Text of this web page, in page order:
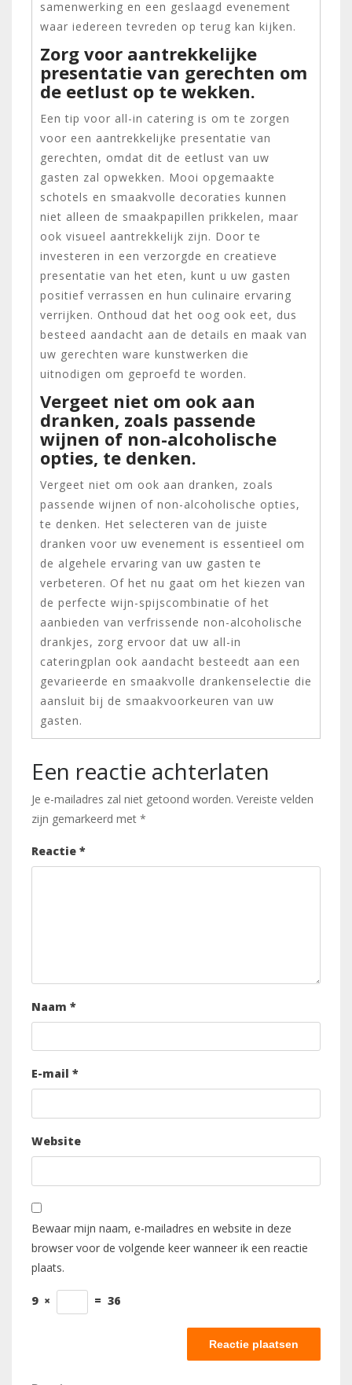
samenwerking en een geslaagd evenement
waar iedereen tevreden op terug kan kijken.
Zorg voor aantrekkelijke
presentatie van gerechten om
de eetlust op te wekken.
Een tip voor all-in catering is om te zorgen
voor een aantrekkelijke presentatie van
gerechten, omdat dit de eetlust van uw
gasten zal opwekken. Mooi opgemaakte
schotels en smaakvolle decoraties kunnen
niet alleen de smaakpapillen prikkelen, maar
ook visueel aantrekkelijk zijn. Door te
investeren in een verzorgde en creatieve
presentatie van het eten, kunt u uw gasten
positief verrassen en hun culinaire ervaring
verrijken. Onthoud dat het oog ook eet, dus
besteed aandacht aan de details en maak van
uw gerechten ware kunstwerken die
uitnodigen om geproefd te worden.
Vergeet niet om ook aan
dranken, zoals passende
wijnen of non-alcoholische
opties, te denken.
Vergeet niet om ook aan dranken, zoals
passende wijnen of non-alcoholische opties,
te denken. Het selecteren van de juiste
dranken voor uw evenement is essentieel om
de algehele ervaring van uw gasten te
verbeteren. Of het nu gaat om het kiezen van
de perfecte wijn-spijscombinatie of het
aanbieden van verfrissende non-alcoholische
drankjes, zorg ervoor dat uw all-in
cateringplan ook aandacht besteedt aan een
gevarieerde en smaakvolle drankenselectie die
aansluit bij de smaakvoorkeuren van uw
gasten.
Een reactie achterlaten
Je e-mailadres zal niet getoond worden. Vereiste velden
zijn gemarkeerd met *
Reactie *
Naam *
E-mail *
Website
Bewaar mijn naam, e-mailadres en website in deze
browser voor de volgende keer wanneer ik een reactie
plaats.
9 × = 36